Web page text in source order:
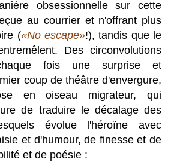
obsessionnelle sur cette
au courrier et n'offrant plus
(«No escape»!), tandis que le
Des circonvolutions
fois une surprise et
coup de théâtre d'envergure,
en oiseau migrateur, qui
de traduire le décalage des
évolue l'héroïne avec
et d'humour, de finesse et de
et de poésie :